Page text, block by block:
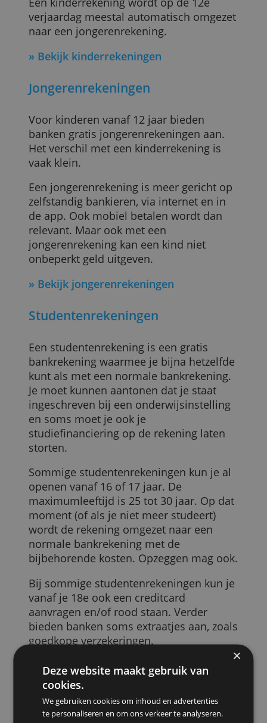
maximumleeftijd 18 jaar.
tot een bepaald bedrag per week geld
extra veilig.
Een kinderrekening wordt op de 12e
verjaardag meestal automatisch
naar een jongerenrekening.
»Bekijk kinderrekeningen
Jongerenrekeningen
Voor kinderen vanaf 12 jaar bieden
Het verschil met een kinderrekening is
zelfstandig bankieren, via internet en in
de app. Ook mobiel betalen wordt dan
relevant. Maar ook met een
jongerenrekening kan een kind niet
onbeperkt geld uitgeven.
»Bekijk jongerenrekeningen
Studentenrekeningen
Een studentenrekening is een gratis
bankrekening waarmee je bijna hetzelfde
kunt als met een normale bankrekening.
Je moet kunnen aantonen dat je staat
ingeschreven bij een onderwijsinstelling
en soms moet je ook je
studiefinanciering op de rekening laten
storten.
Sommige studentenrekeningen kun je al
openen vanaf 16 of 17 jaar. De
maximumleeftijd is 25 tot 30 jaar. Op dat
moment (of als je niet meer studeert)